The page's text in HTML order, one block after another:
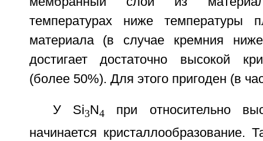
температурах ниже температуры
материала (в случае кремния
достигает достаточно высокой
(более 50%). Для этого пригоден (в
У Si3N4 при относительно
начинается кристаллообразование.